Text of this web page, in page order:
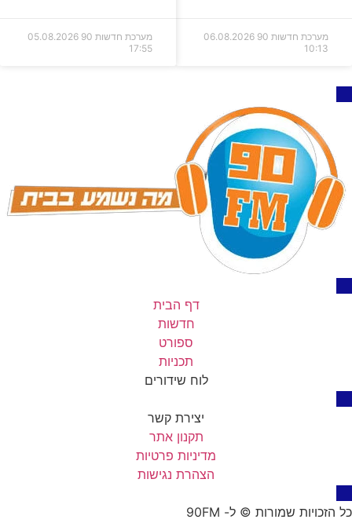
מערכת חדשות 90
06.08.2026
10:13
מערכת חדשות 90
05.08.2026
17:55
דף הבית
חדשות
ספורט
תכניות
לוח שידורים
יצירת קשר
תקנון אתר
מדיניות פרטיות
הצהרת נגישות
כל הזכויות שמורות © ל- 90FM